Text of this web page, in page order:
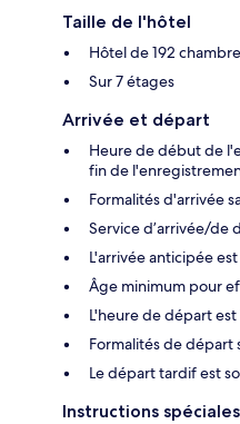
Taille de l'hôtel
Hôtel de 192
Sur 7 étages
Arrivée et départ
Heure de début de
fin de
Formalités d'arrivée
Service d’arrivée/de
L'arrivée anticipée
Âge minimum pour
L'heure de départ est
Formalités de départ
Le départ tardif est
Instructions